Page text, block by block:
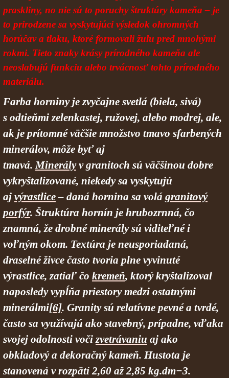
praskliny, no nie sú to poruchy štruktúry kameňa – je
to prirodzene sa vyskytujúci výsledok ohromných
horúčav a tlaku, ktoré formovali žulu pred mnohými
rokmi. Tieto znaky krásy prírodného kameňa ale
neoslabujú funkciu alebo trvácnosť tohto prírodného
materiálu.
Farba horniny je zvyčajne svetlá (biela, sivá)
s odtieňmi zelenkastej, ružovej, alebo modrej, ale,
ak je prítomné väčšie množstvo tmavo sfarbených
minerálov, môže byť aj
tmavá.Minerályv granitoch sú väčšinou dobre
vykryštalizované, niekedy sa vyskytujú
aj výrastlice– daná hornina sa volá granitový
porfýr. Štruktúra hornín je hrubozrnná, čo
znamná, že drobné minerály sú viditeľné i
voľným okom. Textúra je neusporiadaná,
draselné živce často tvoria plne vyvinuté
výrastlice, zatiaľ čo kremeň, ktorý kryštalizoval
naposledy vypĺňa priestory medzi ostatnými
minerálmi[6]. Granity sú relatívne pevné a tvrdé,
často sa využívajú ako stavebný, prípadne, vďaka
svojej odolnosti vočizvetrávaniu aj ako
obkladový a dekoračný kameň. Hustota je
stanovená v rozpätí 2,60 až 2,85 kg.dm−3.